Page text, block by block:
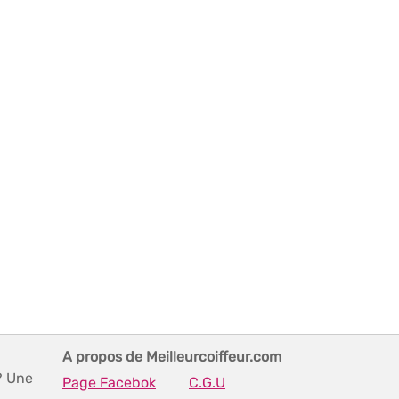
Une
A propos de Meilleurcoiffeur.com
Page Facebok
C.G.U